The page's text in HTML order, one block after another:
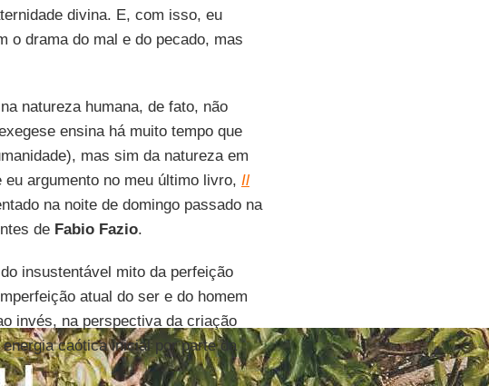
divina. E, com isso, eu
o drama do mal e do pecado, mas
natureza humana, de fato, não
ensina há muito tempo que
mas sim da natureza em
argumento no meu último livro, Il
na noite de domingo passado na
de Fabio Fazio.
insustentável mito da perfeição
atual do ser e do homem
invés, na perspectiva da criação
caótica inicial por parte da